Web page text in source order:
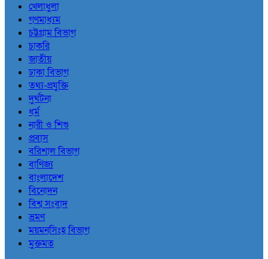
খেলাধুলা
গণমাধ্যম
চট্টগ্রাম বিভাগ
চাকরি
জাতীয়
ঢাকা বিভাগ
তথ্য-প্রযুক্তি
দুর্ঘটনা
ধর্ম
নারী ও শিশু
প্রবাস
বরিশাল বিভাগ
বাণিজ্য
বাংলাদেশ
বিনোদন
বিশ্ব সংবাদ
ভ্রমণ
ময়মনসিংহ বিভাগ
মুক্তমত